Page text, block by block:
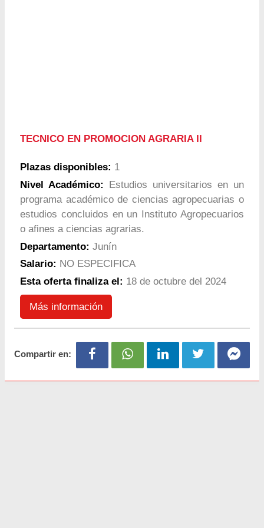
TECNICO EN PROMOCION AGRARIA II
Plazas disponibles: 1
Nivel Académico:
Estudios universitarios en un
programa académico de ciencias agropecuarias o
estudios concluidos en un Instituto Agropecuarios
o afines a ciencias agrarias.
Departamento: Junín
Salario: NO ESPECIFICA
Esta oferta finaliza el: 18 de octubre del 2024
Más información
Compartir en: